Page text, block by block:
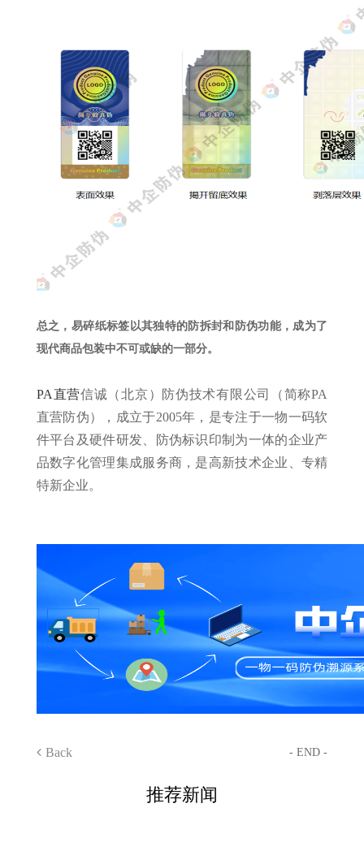
总之，易碎纸标签以其独特的防拆封和防伪功能，成为了
现代商品包装中不可或缺的一部分。
PA直营信诚（北京）防伪技术有限公司（简称PA
直营防伪），成立于2005年，是专注于一物一码软
件平台及硬件研发、防伪标识印制为一体的企业产
品数字化管理集成服务商，是高新技术企业、专精
特新企业。
Back - END -
推荐新闻